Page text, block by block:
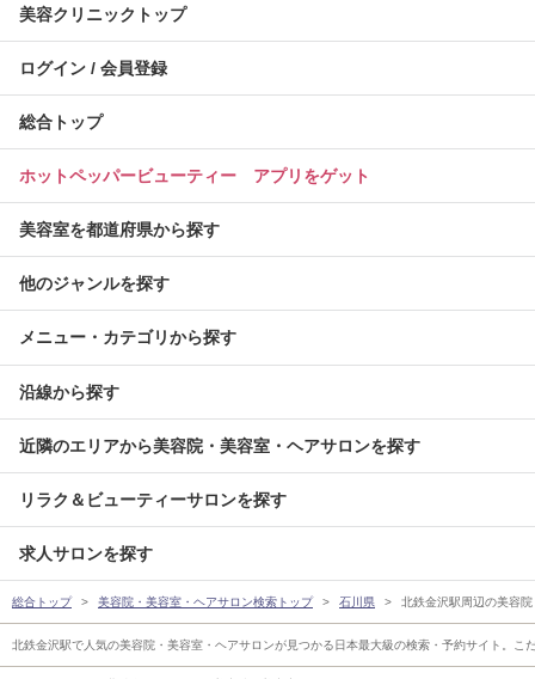
美容クリニックトップ
ログイン / 会員登録
総合トップ
ホットペッパービューティー アプリをゲット
美容室を都道府県から探す
他のジャンルを探す
メニュー・カテゴリから探す
沿線から探す
近隣のエリアから美容院・美容室・ヘアサロンを探す
リラク＆ビューティーサロンを探す
求人サロンを探す
総合トップ 美容院・美容室・ヘアサロン検索トップ 石川県 北鉄金沢駅周辺の美容
北鉄金沢駅で人気の美容院・美容室・ヘアサロンが見つかる日本最大級の検索・予約サイト。